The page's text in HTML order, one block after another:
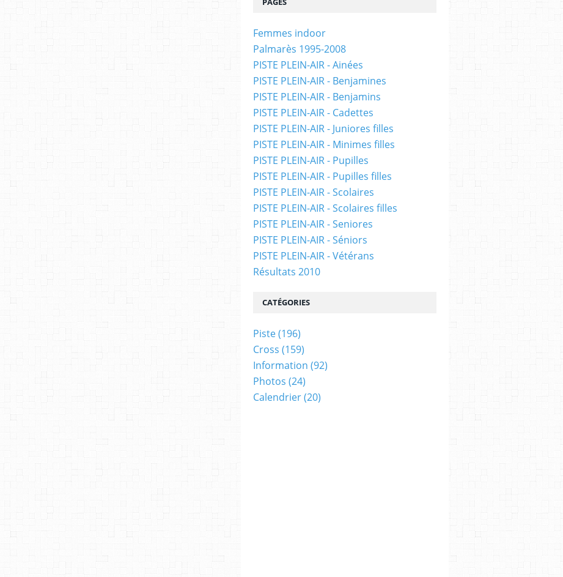
Femmes indoor
Palmarès 1995-2008
PISTE PLEIN-AIR - Ainées
PISTE PLEIN-AIR - Benjamines
PISTE PLEIN-AIR - Benjamins
PISTE PLEIN-AIR - Cadettes
PISTE PLEIN-AIR - Juniores filles
PISTE PLEIN-AIR - Minimes filles
PISTE PLEIN-AIR - Pupilles
PISTE PLEIN-AIR - Pupilles filles
PISTE PLEIN-AIR - Scolaires
PISTE PLEIN-AIR - Scolaires filles
PISTE PLEIN-AIR - Seniores
PISTE PLEIN-AIR - Séniors
PISTE PLEIN-AIR - Vétérans
Résultats 2010
CATÉGORIES
Piste(196)
Cross (159)
Information (92)
Photos (24)
Calendrier(20)